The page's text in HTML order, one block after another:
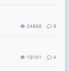
34868 9
19161 4